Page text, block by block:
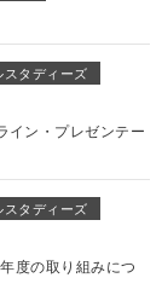
スタディーズ
ン・プレゼンテー
スタディーズ
度の取り組みにつ